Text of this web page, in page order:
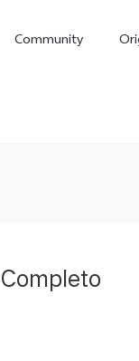
Community